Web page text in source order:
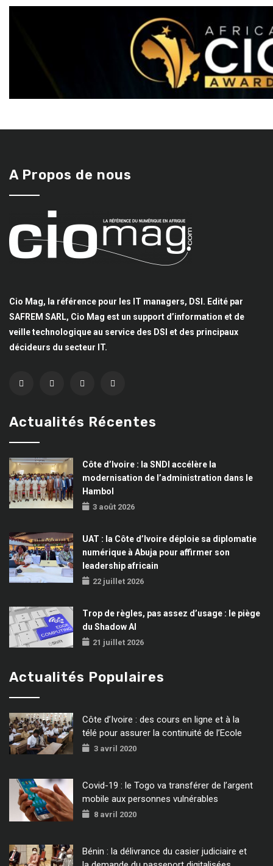
A Propos de nous
Cio Mag, la référence pour les IT managers, DSI. Edité par
SAFREM SARL, Cio Mag est un support d’information et de
veille technologique au service des DSI et des principaux
décideurs du secteur IT.
Actualités Récentes
Côte d’Ivoire : la SNDI accélère la
modernisation de l’administration dans le
Hambol
3 août 2026
UAT : la Côte d’Ivoire déploie sa diplomatie
numérique à Abuja pour affirmer son
leadership africain
22 juillet 2026
Trop de règles, pas assez d’usage : le piège
du Shadow AI
21 juillet 2026
Actualités Populaires
Côte d’Ivoire : des cours en ligne et à la
télé pour assurer la continuité de l’Ecole
3 avril 2020
Covid-19 : le Togo va transférer de l’argent
mobile aux personnes vulnérables
8 avril 2020
Bénin : la délivrance du casier judiciaire et